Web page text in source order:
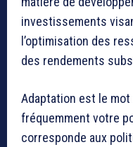
investissements
l’optimisation des
des rendements
Adaptation est le mot
fréquemment votre
corresponde aux